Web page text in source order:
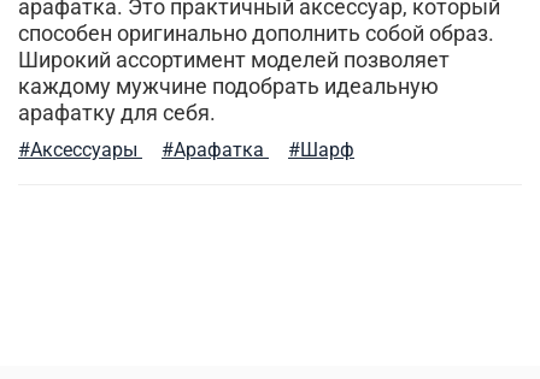
согревающие толстовки штаны джоггеры
прогулки и отдых
тактический подсумок джогеры
арафатка. Это практичный аксессуар, который
способен оригинально дополнить собой образ.
Широкий ассортимент моделей позволяет
каждому мужчине подобрать идеальную
арафатку для себя.
#Аксессуары #Арафатка #Шарф